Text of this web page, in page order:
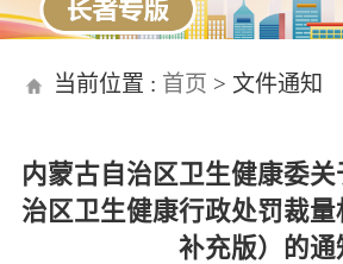
当前位置 : 首页 > 文件通知
内蒙古自治区卫生健康委关
治区卫生健康行政处罚裁量
补充版）的通